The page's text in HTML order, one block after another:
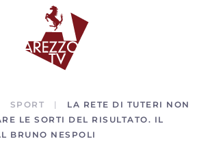
SPORT
LA RETE DI TUTERI NON
LE SORTI DEL RISULTATO. IL
BRUNO NESPOLI